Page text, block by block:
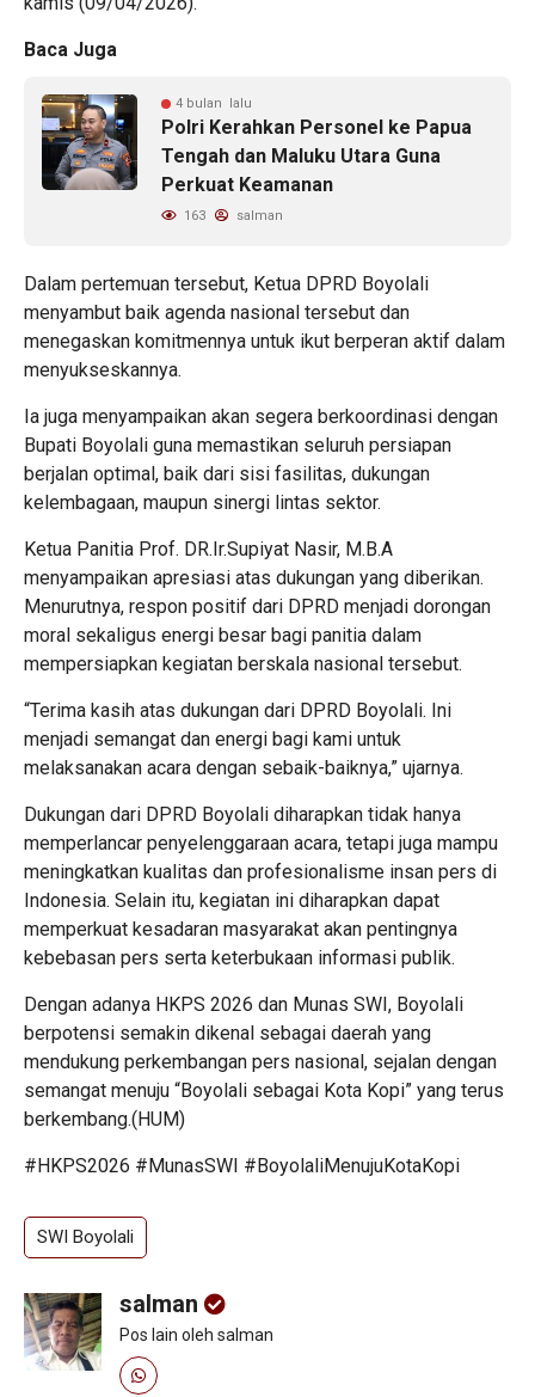
Baca Juga
4 bulan lalu
Polri Kerahkan Personel ke Papua
Tengah dan Maluku Utara Guna
Perkuat Keamanan
163 salman
Dalam pertemuan tersebut, Ketua DPRD Boyolali
menyambut baik agenda nasional tersebut dan
menegaskan komitmennya untuk ikut berperan aktif dalam
menyukseskannya.
Ia juga menyampaikan akan segera berkoordinasi dengan
Bupati Boyolali guna memastikan seluruh persiapan
berjalan optimal, baik dari sisi fasilitas, dukungan
kelembagaan, maupun sinergi lintas sektor.
Ketua Panitia Prof. DR.Ir.Supiyat Nasir, M.B.A
menyampaikan apresiasi atas dukungan yang diberikan.
Menurutnya, respon positif dari DPRD menjadi dorongan
moral sekaligus energi besar bagi panitia dalam
mempersiapkan kegiatan berskala nasional tersebut.
“Terima kasih atas dukungan dari DPRD Boyolali. Ini
menjadi semangat dan energi bagi kami untuk
melaksanakan acara dengan sebaik-baiknya,” ujarnya.
Dukungan dari DPRD Boyolali diharapkan tidak hanya
memperlancar penyelenggaraan acara, tetapi juga mampu
meningkatkan kualitas dan profesionalisme insan pers di
Indonesia. Selain itu, kegiatan ini diharapkan dapat
memperkuat kesadaran masyarakat akan pentingnya
kebebasan pers serta keterbukaan informasi publik.
Dengan adanya HKPS 2026 dan Munas SWI, Boyolali
berpotensi semakin dikenal sebagai daerah yang
mendukung perkembangan pers nasional, sejalan dengan
semangat menuju “Boyolali sebagai Kota Kopi” yang terus
berkembang.(HUM)
#HKPS2026 #MunasSWI #BoyolaliMenujuKotaKopi
SWI Boyolali
salman
Pos lain oleh salman